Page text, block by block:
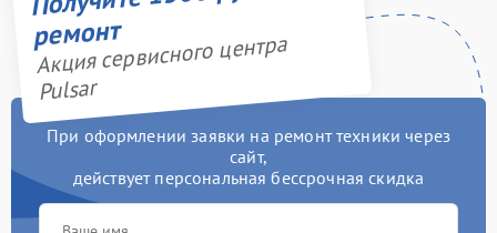
ремонт
Акция сервисного центра
Pulsar
При оформлении заявки на ремонт техники через
сайт,
действует персональная бессрочная скидка